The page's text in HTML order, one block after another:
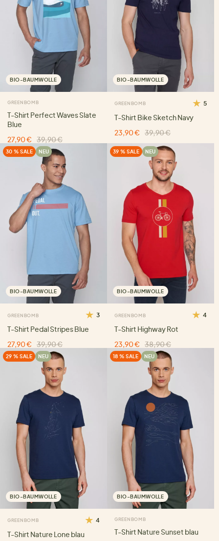
BIO-BAUMWOLLE
GREENBOMB
T-Shirt Perfect Waves Slate
Blue
27,90 €
39,90 €
BIO-BAUMWOLLE
GREENBOMB 5
T-Shirt Bike Sketch Navy
23,90 €
39,90 €
30 % SALE NEU
BIO-BAUMWOLLE
GREENBOMB 3
T-Shirt Pedal Stripes Blue
27,90 €
39,90 €
39 % SALE NEU
BIO-BAUMWOLLE
GREENBOMB 4
T-Shirt Highway Rot
23,90 €
38,90 €
29 % SALE NEU
BIO-BAUMWOLLE
GREENBOMB 4
T-Shirt Nature Lone blau
18 % SALE NEU
BIO-BAUMWOLLE
GREENBOMB
T-Shirt Nature Sunset blau